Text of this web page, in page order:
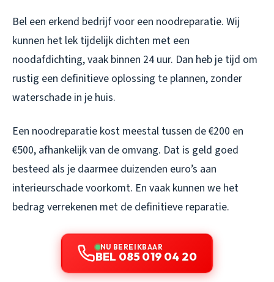
Bel een erkend bedrijf voor een noodreparatie. Wij
kunnen het lek tijdelijk dichten met een
noodafdichting, vaak binnen 24 uur. Dan heb je tijd om
rustig een definitieve oplossing te plannen, zonder
waterschade in je huis.
Een noodreparatie kost meestal tussen de €200 en
€500, afhankelijk van de omvang. Dat is geld goed
besteed als je daarmee duizenden euro’s aan
interieurschade voorkomt. En vaak kunnen we het
bedrag verrekenen met de definitieve reparatie.
NU BEREIKBAAR
BEL 085 019 04 20